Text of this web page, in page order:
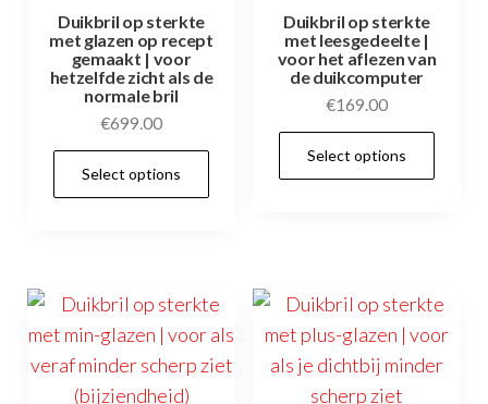
productpagina
Duikbril op sterkte
met glazen op recept
gemaakt | voor
hetzelfde zicht als de
normale bril
€699.00
Select options
Duikbril op sterkte
met leesgedeelte |
voor het aflezen van
de duikcomputer
€169.00
Select options